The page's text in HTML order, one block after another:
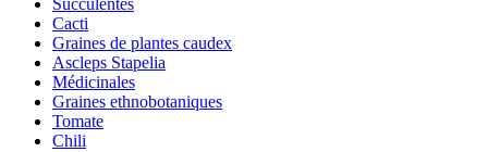
Cacti
Graines de plantes caudex
Ascleps Stapelia
Médicinales
Graines ethnobotaniques
Tomate
Chili